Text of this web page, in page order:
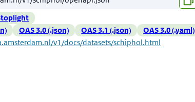
OAS 3.0 (.json) OAS 3.1 (.json) OAS 3.0 (.yaml)
v1/docs/datasets/schiphol.html